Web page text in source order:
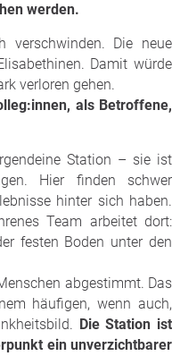
werden.
verschwinden. Die neue
Damit würde
verloren gehen.
als Betroffene,
Station – sie ist
Hier finden schwer
hinter sich haben.
Team arbeitet dort:
festen Boden unter den
abgestimmt. Das
häufigen, wenn auch,
Die Station ist
ein unverzichtbarer